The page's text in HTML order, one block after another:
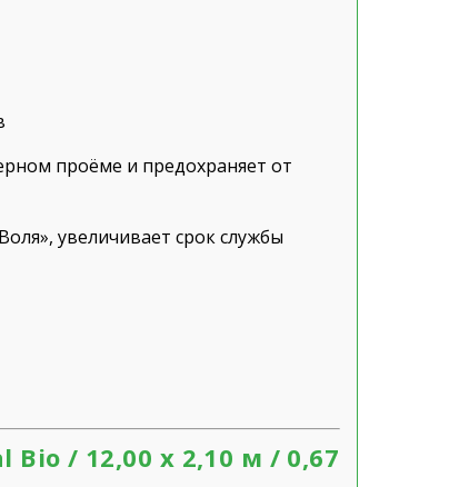
проёме и предохраняет от
увеличивает срок службы
/ 12,00 х 2,10 м / 0,67